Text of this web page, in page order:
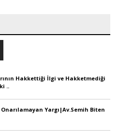
Hakkettiği İlgi ve Hakketmediği
..
Yargı|Av.Semih Biten